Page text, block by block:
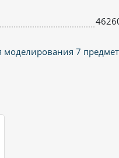
моделирования 7